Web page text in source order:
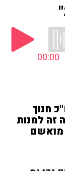
00:00
חנוך
זה למנות
מואשם